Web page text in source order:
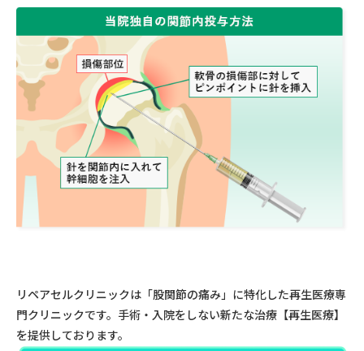
リペアセルクリニックは「股関節の痛み」に特化した再生医療専
門クリニックです。手術・入院をしない新たな治療【再生医療】
を提供しております。